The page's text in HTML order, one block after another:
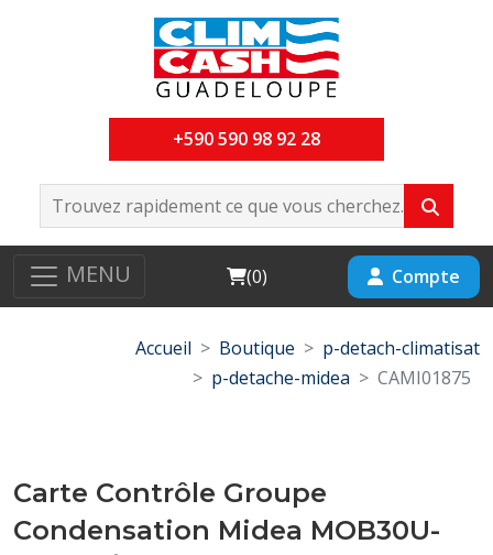
+590 590 98 92 28
MENU Cart
(0) Compte
Accueil Boutique
p-detach-climatisat
p-detache-midea
CAMI01875
Carte Contrôle Groupe
Condensation Midea MOB30U-